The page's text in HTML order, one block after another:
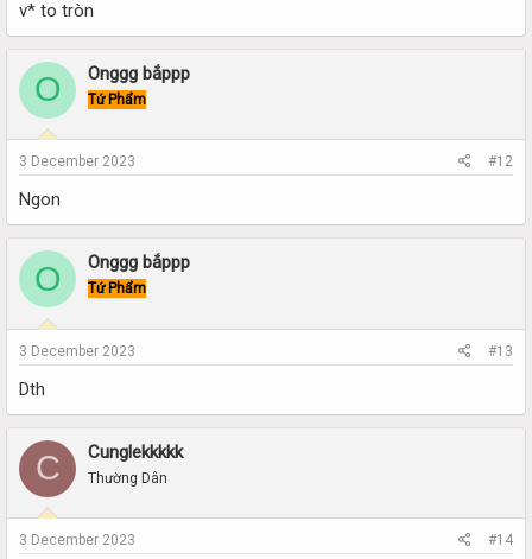
v* to tròn
O Onggg bắppp
Tứ Phẩm
3 December 2023 #12
Ngon
O Onggg bắppp
Tứ Phẩm
3 December 2023 #13
Dth
C Cunglekkkkk
Thường Dân
3 December 2023 #14